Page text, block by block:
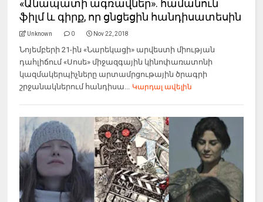
«Անապատի ագռավներ». համանուն
ֆիլմ և գիրք, որ ցնցեցին հանդիսատեսին
Unknown 0 Nov 22, 2018
Նոյեմբերի 21-ին «Նարեկացի» արվեստի միության
դահլիճում «Սոսե» միջազգային կինոփառատոնի
կազմակերպիչները արտամրցութային ծրագրի
շրջանակներում հանդիսա... Կարդալ ավելին